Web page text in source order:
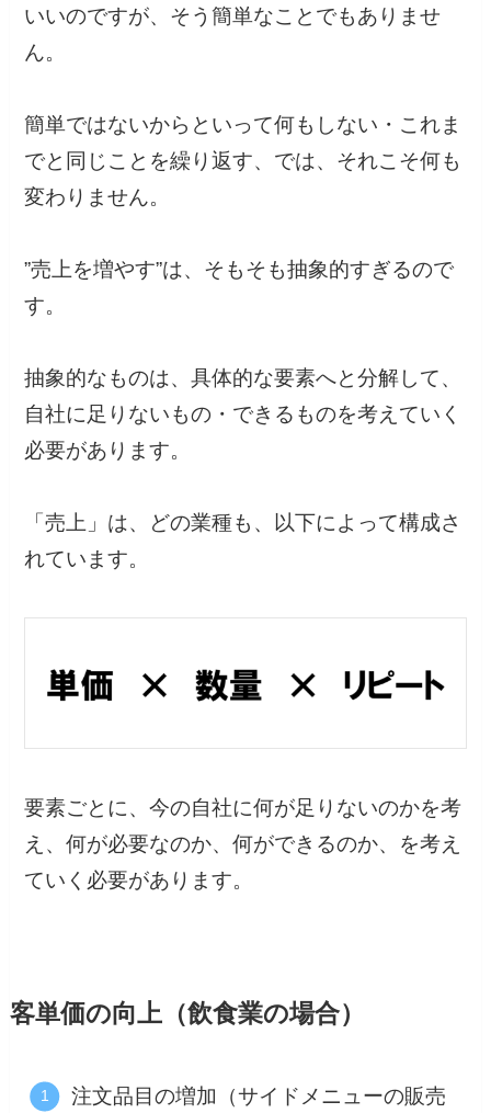
いいのですが、そう簡単なことでもありませ
ん。
簡単ではないからといって何もしない・これま
でと同じことを繰り返す、では、それこそ何も
変わりません。
”売上を増やす”は、そもそも抽象的すぎるので
す。
抽象的なものは、具体的な要素へと分解して、
自社に足りないもの・できるものを考えていく
必要があります。
「売上」は、どの業種も、以下によって構成さ
れています。
要素ごとに、今の自社に何が足りないのかを考
え、何が必要なのか、何ができるのか、を考え
ていく必要があります。
客単価の向上（飲食業の場合）
注文品目の増加（サイドメニューの販売